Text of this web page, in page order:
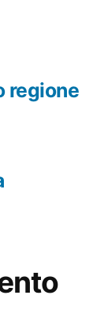
regione